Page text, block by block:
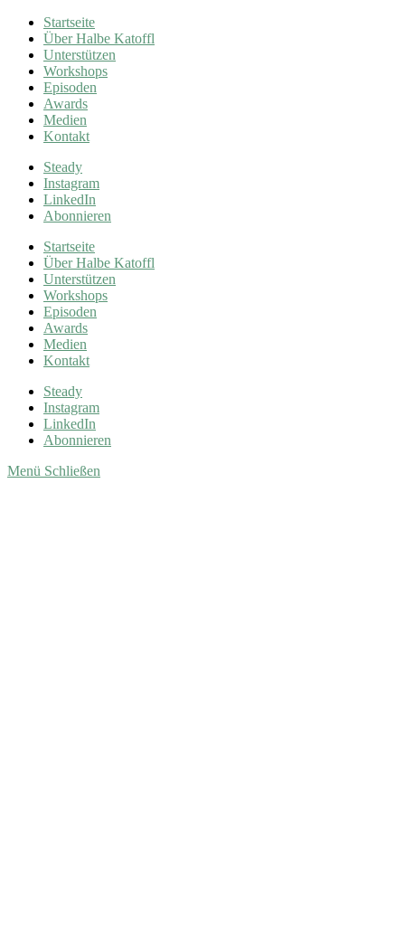
Startseite
Über Halbe Katoffl
Unterstützen
Workshops
Episoden
Awards
Medien
Kontakt
Steady
Instagram
LinkedIn
Abonnieren
Startseite
Über Halbe Katoffl
Unterstützen
Workshops
Episoden
Awards
Medien
Kontakt
Steady
Instagram
LinkedIn
Abonnieren
Menü Schließen